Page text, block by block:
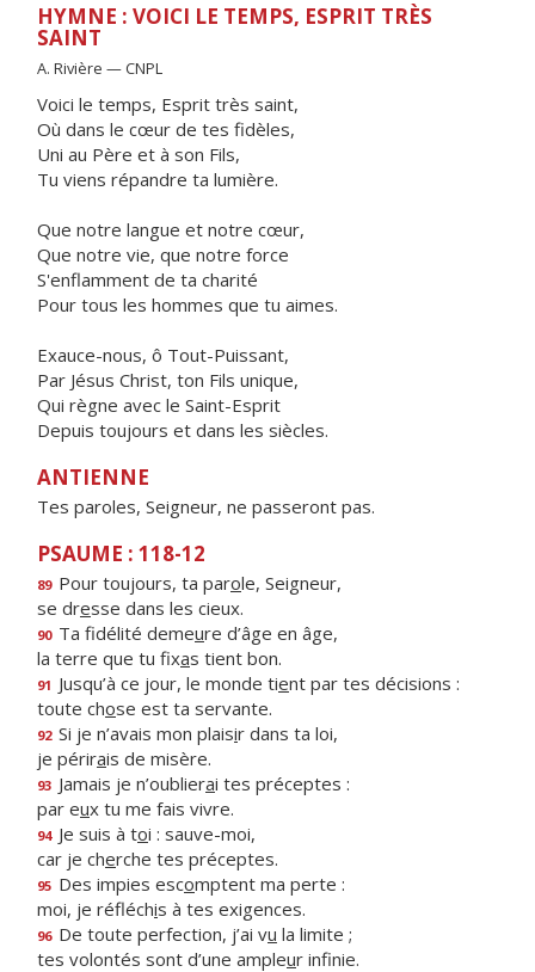
HYMNE : VOICI LE TEMPS, ESPRIT TRÈS
SAINT
A. Rivière — CNPL
Voici le temps, Esprit très saint,
Où dans le cœur de tes fidèles,
Uni au Père et à son Fils,
Tu viens répandre ta lumière.
Que notre langue et notre cœur,
Que notre vie, que notre force
S'enflamment de ta charité
Pour tous les hommes que tu aimes.
Exauce-nous, ô Tout-Puissant,
Par Jésus Christ, ton Fils unique,
Qui règne avec le Saint-Esprit
Depuis toujours et dans les siècles.
ANTIENNE
Tes paroles, Seigneur, ne passeront pas.
PSAUME : 118-12
89 Pour toujours, ta parole, Seigneur,
se dresse dans les cieux.
90 Ta fidélité demeure d’âge en âge,
la terre que tu fixas tient bon.
91 Jusqu’à ce jour, le monde tient par tes décisions :
toute chose est ta servante.
92 Si je n’avais mon plaisir dans ta loi,
je périrais de misère.
93 Jamais je n’oublierai tes préceptes :
par eux tu me fais vivre.
94 Je suis à toi : sauve-moi,
car je cherche tes préceptes.
95 Des impies escomptent ma perte :
moi, je réfléchis à tes exigences.
96 De toute perfection, j’ai vu la limite ;
tes volontés sont d’une ampleur infinie.